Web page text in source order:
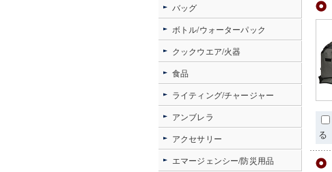
る
バッグ
ボトル/ウォーターパック
クックウエア/火器
食品
ライティング/チャージャー
アンブレラ
アクセサリー
エマージェンシー/防災用品